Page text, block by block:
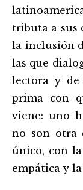
tributa a sus
la inclusión
las que
lectora y
prima con
viene: uno
no son otra
único, con
empática y